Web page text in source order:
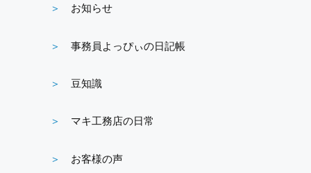
お知らせ
事務員よっぴぃの日記帳
豆知識
マキ工務店の日常
お客様の声